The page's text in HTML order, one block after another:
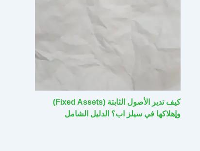
كيف تدير الأصول الثابتة (Fixed Assets)
وإهلاكها في سيلز اب؟ الدليل الشامل